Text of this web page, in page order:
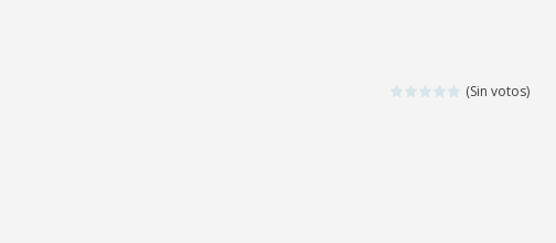
(Sin votos)